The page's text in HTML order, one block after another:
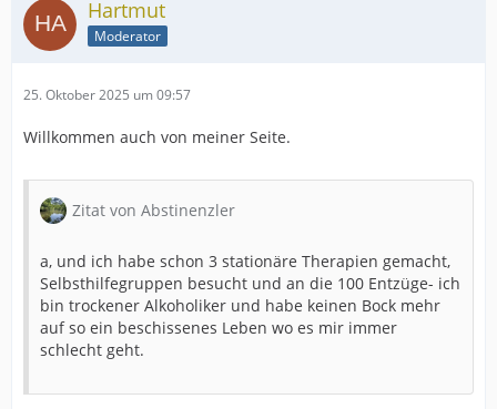
Hartmut
Moderator
25. Oktober 2025 um 09:57
Willkommen auch von meiner Seite.
Zitat von Abstinenzler
a, und ich habe schon 3 stationäre Therapien gemacht,
Selbsthilfegruppen besucht und an die 100 Entzüge- ich
bin trockener Alkoholiker und habe keinen Bock mehr
auf so ein beschissenes Leben wo es mir immer
schlecht geht.